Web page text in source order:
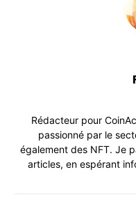
Rédacteur pour
passionné par le
également des NFT. Je
articles, en espérant